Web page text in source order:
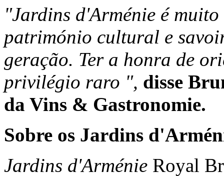
"Jardins d'Arménie é
património cultural e
geração. Ter a honra de
privilégio raro ", disse
da Vins & Gastronomie.
Sobre os Jardins
Jardins d'Arménie Royal